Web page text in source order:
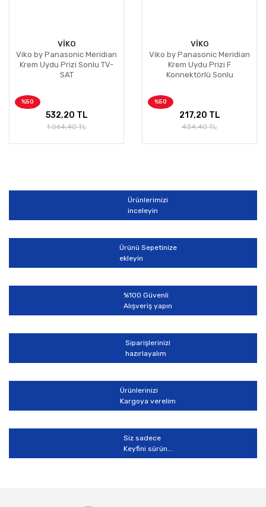
VİKO
Viko by Panasonic Meridian
Krem Uydu Prizi Sonlu TV-
SAT
%50
532,20 TL
1.064,40 TL
VİKO
Viko by Panasonic Meridian
Krem Uydu Prizi F
Konnektörlü Sonlu
%50
217,20 TL
434,40 TL
Ürünlerimizi
inceleyin
Ürünü Sepetinize
ekleyin
%100 Güvenli
Alışveriş yapın
Siparişlerinizi
hazırlayalım
Ürünlerinizi
Kargoya verelim
Siz sadece
Keyfini sürün...